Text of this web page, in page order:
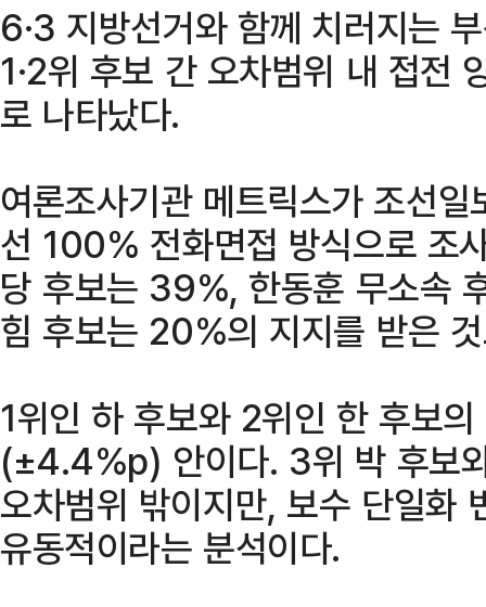
6·3 지방선거와 함께 치러지는
1·2위 후보 간 오차범위 내 접전
로 나타났다.
여론조사기관 메트릭스가 조선
선 100% 전화면접 방식으로 조
당 후보는 39%, 한동훈 무소속
힘 후보는 20%의 지지를 받은
1위인 하 후보와 2위인 한 후보
(±4.4%p) 안이다. 3위 박 후보
오차범위 밖이지만, 보수 단일화
유동적이라는 분석이다.